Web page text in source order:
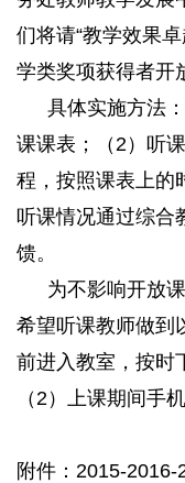
们将请“教学效果
学类奖项获得者开
具体实施方法
课课表；（2）听
程，按照课表上的
听课情况通过综合
馈。
为不影响开放
希望听课教师做到
前进入教室，按时
（2）上课期间手
附件： 2015-2016-